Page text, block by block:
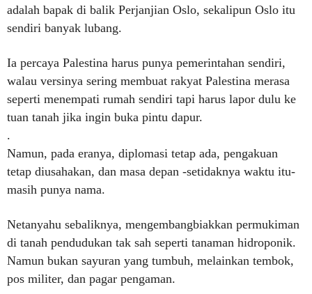
adalah bapak di balik Perjanjian Oslo, sekalipun Oslo itu
sendiri banyak lubang.
Ia percaya Palestina harus punya pemerintahan sendiri,
walau versinya sering membuat rakyat Palestina merasa
seperti menempati rumah sendiri tapi harus lapor dulu ke
tuan tanah jika ingin buka pintu dapur.
.
Namun, pada eranya, diplomasi tetap ada, pengakuan
tetap diusahakan, dan masa depan -setidaknya waktu itu-
masih punya nama.
Netanyahu sebaliknya, mengembangbiakkan permukiman
di tanah pendudukan tak sah seperti tanaman hidroponik.
Namun bukan sayuran yang tumbuh, melainkan tembok,
pos militer, dan pagar pengaman.